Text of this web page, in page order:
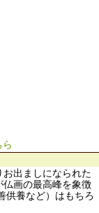
ら
出ましになられた
画の最高峰を象徴
供養など）はもちろ